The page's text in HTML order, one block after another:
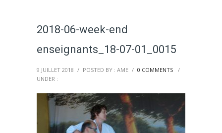
2018-06-week-end
enseignants_18-07-01_0015
9 JUILLET 2018 / POSTED BY : AME / 0 COMMENTS
/
UNDER :